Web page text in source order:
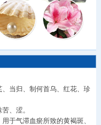
、当归、制何首乌、红花、珍
、涩。
于气滞血瘀所致的黄褐斑、